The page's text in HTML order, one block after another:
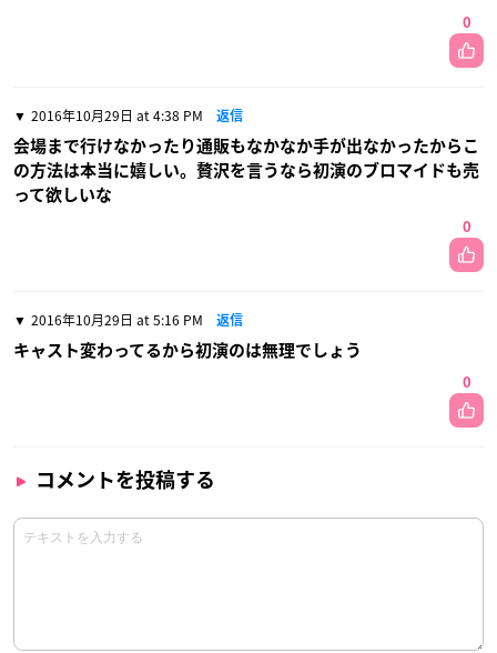
0
2016年10月29日 at 4:38 PM 返信
会場まで行けなかったり通販もなかなか手が出なかったからこ
の方法は本当に嬉しい。贅沢を言うなら初演のブロマイドも売
って欲しいな
0
2016年10月29日 at 5:16 PM 返信
キャスト変わってるから初演のは無理でしょう
0
コメントを投稿する